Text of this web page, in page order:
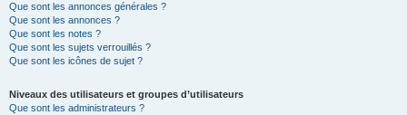
Que sont les annonces générales ?
Que sont les annonces ?
Que sont les notes ?
Que sont les sujets verrouillés ?
Que sont les icônes de sujet ?
Niveaux des utilisateurs et groupes d’utilisateurs
Que sont les administrateurs ?